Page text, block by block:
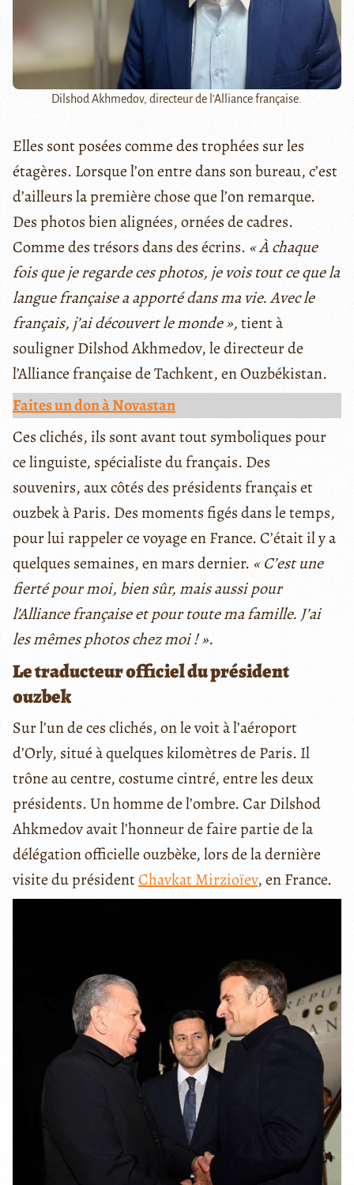
Dilshod Akhmedov, directeur de l'Alliance française.
Elles sont posées comme des trophées sur les
étagères. Lorsque l’on entre dans son bureau, c’est
d’ailleurs la première chose que l’on remarque.
Des photos bien alignées, ornées de cadres.
Comme des trésors dans des écrins. « À chaque
fois que je regarde ces photos, je vois tout ce que la
langue française a apporté dans ma vie. Avec le
français, j’ai découvert le monde »,tient à
souligner Dilshod Akhmedov, le directeur de
l’Alliance française de Tachkent, en Ouzbékistan.
Faites un don à Novastan
Ces clichés, ils sont avant tout symboliques pour
ce linguiste, spécialiste du français. Des
souvenirs, aux côtés des présidents français et
ouzbek à Paris. Des moments figés dans le temps,
pour lui rappeler ce voyage en France. C’était il y a
quelques semaines, en mars dernier. « C’est une
fierté pour moi, bien sûr, mais aussi pour
l’Alliance française et pour toute ma famille. J’ai
les mêmes photos chez moi ! ».
Le traducteur officiel du président
ouzbek
Sur l’un de ces clichés, on le voit à l’aéroport
d’Orly, situé à quelques kilomètres de Paris. Il
trône au centre, costume cintré, entre les deux
présidents. Un homme de l’ombre. Car Dilshod
Ahkmedov avait l’honneur de faire partie de la
délégation officielle ouzbèke, lors de la dernière
visite du présidentChavkat Mirzioïev, en France.